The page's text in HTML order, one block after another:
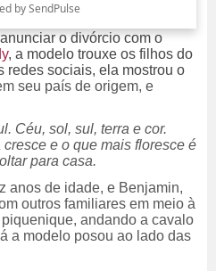
by SendPulse
o divórcio com o
, a modelo trouxe os filhos do
redes sociais, ela mostrou o
seu país de origem, e
Céu, sol, sul, terra e cor.
e o que mais floresce é
para casa.
anos de idade, e Benjamin,
outros familiares em meio à
andando a cavalo
a modelo posou ao lado das